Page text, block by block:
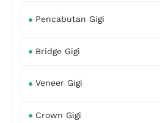
Pencabutan Gigi
Bridge Gigi
Veneer Gigi
Crown Gigi